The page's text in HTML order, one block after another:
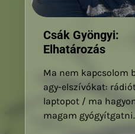
Csák Gyöngyi:
Elhatározás
Ma nem kapcsolom
agy-elszívókat:
laptopot / ma
magam gyógyítgatni.